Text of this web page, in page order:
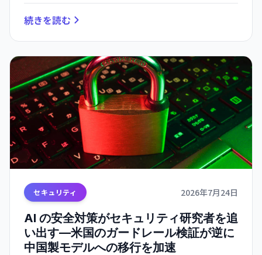
続きを読む
セキュリティ 2026年7月24日
AI の安全対策がセキュリティ研究者を追
い出す—米国のガードレール検証が逆に
中国製モデルへの移行を加速